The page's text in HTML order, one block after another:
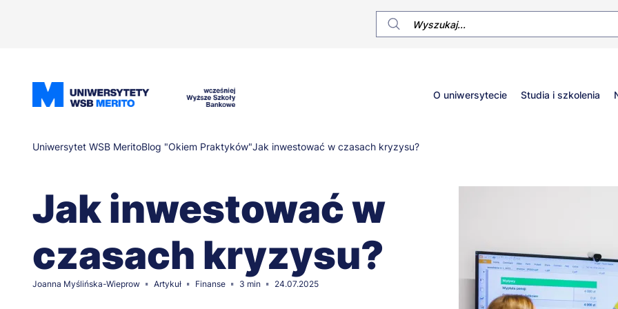
Główne
O uniwersytecie Studia i szkolenia
Ścieżka
nawigacyjna
Uniwersytet WSB MeritoBlog "Okiem Praktyków"Jak inwestować w czasach kryzysu?
Jak inwestować w
czasach kryzysu?
Joanna Myślińska-Wieprow Artykuł Finanse 3 min 24.07.2025